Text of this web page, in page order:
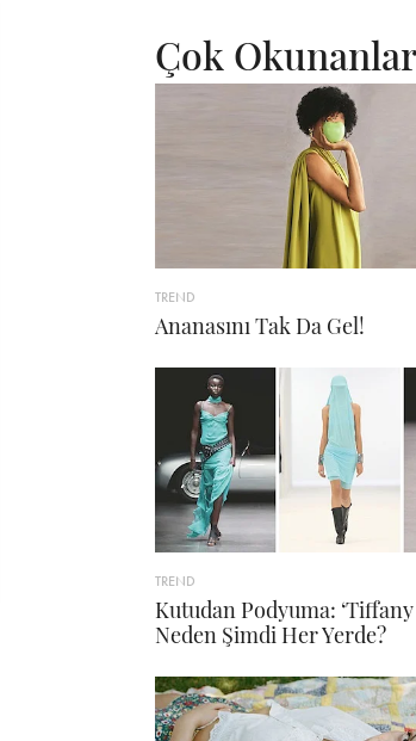
Çok Okunanlar
TREND
Ananasını Tak Da Gel!
TREND
Kutudan Podyuma: ‘Tiffany
Neden Şimdi Her Yerde?